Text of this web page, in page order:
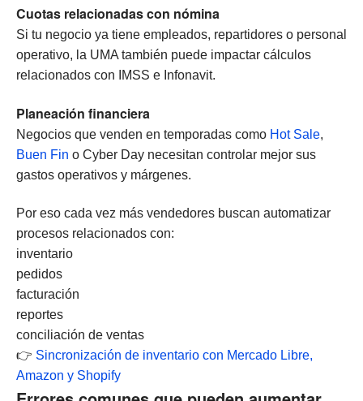
Cuotas relacionadas con nómina
Si tu negocio ya tiene empleados, repartidores o personal
operativo, la UMA también puede impactar cálculos
relacionados con IMSS e Infonavit.
Planeación financiera
Negocios que venden en temporadas como Hot Sale,
Buen Fin o Cyber Day necesitan controlar mejor sus
gastos operativos y márgenes.
Por eso cada vez más vendedores buscan automatizar
procesos relacionados con:
inventario
pedidos
facturación
reportes
conciliación de ventas
👉 Sincronización de inventario con Mercado Libre,
Amazon y Shopify